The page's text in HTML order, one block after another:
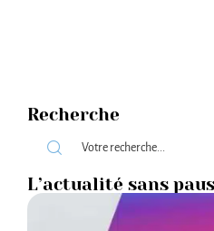
Recherche
L’actualité sans